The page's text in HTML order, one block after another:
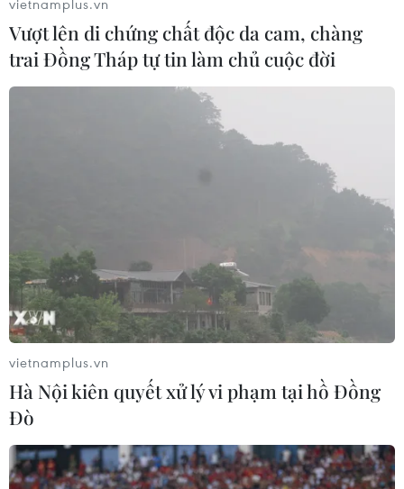
Vượt lên di chứng chất độc da cam, chàng
trai Đồng Tháp tự tin làm chủ cuộc đời
vietnamplus.vn
Hà Nội kiên quyết xử lý vi phạm tại hồ Đồng
Đò